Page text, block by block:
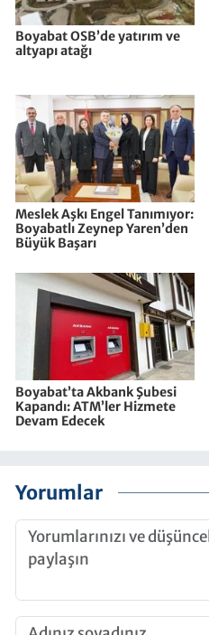
Boyabat OSB’de yatırım ve
altyapı atağı
Meslek Aşkı Engel Tanımıyor:
Boyabatlı Zeynep Yaren’den
Büyük Başarı
Boyabat’ta Akbank Şubesi
Kapandı: ATM’ler Hizmete
Devam Edecek
Yorumlar